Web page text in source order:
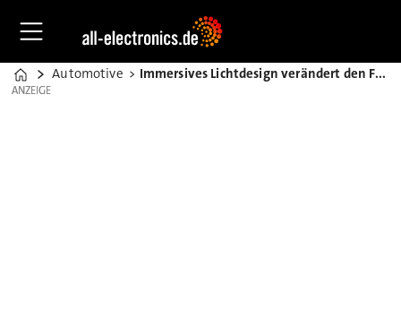
Home
Automotive Immersives Lichtdesign verändert den Fahrzeuginnenraum
ANZEIGE
ANZEIGE